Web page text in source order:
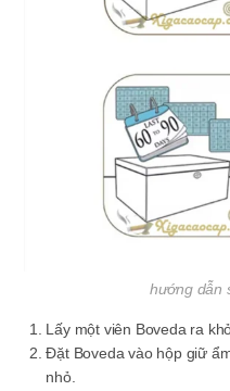
hướng dẫn
Lấy một viên Boveda ra
Đặt Boveda vào hộp giữ
nhỏ.